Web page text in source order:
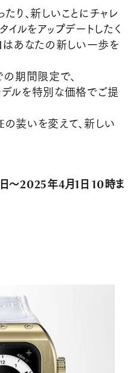
り、新しいことにチャレ
イルをアップデートしたく
はあなたの新しい一歩を
期間限定で、
ルを特別な価格でご提
装いを変えて、新しい
〜2025年4月1日 10時ま